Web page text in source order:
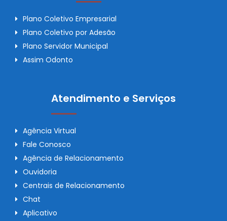
Plano Coletivo Empresarial
Plano Coletivo por Adesão
Plano Servidor Municipal
Assim Odonto
Atendimento e Serviços
Agência Virtual
Fale Conosco
Agência de Relacionamento
Ouvidoria
Centrais de Relacionamento
Chat
Aplicativo